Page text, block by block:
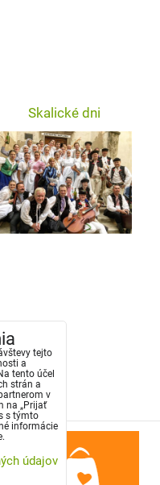
Skalické dni
tejto
a
tento účel
strán a
v
na „Prijať
s týmto
informácie
údajov